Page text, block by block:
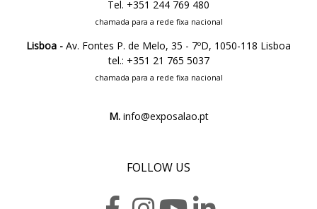
Tel. +351 244 769 480
chamada para a rede fixa nacional
Lisboa - Av. Fontes P. de Melo, 35 - 7ºD, 1050-118 Lisboa
tel.: +351 21 765 5037
chamada para a rede fixa nacional
M.info@exposalao.pt
FOLLOW US